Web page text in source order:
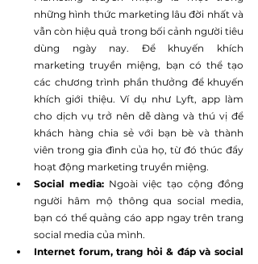
những hình thức marketing lâu đời nhất và
vẫn còn hiệu quả trong bối cảnh người tiêu
dùng ngày nay. Để khuyến khích
marketing truyền miệng, bạn có thể tạo
các chương trình phần thưởng để khuyến
khích giới thiệu. Ví dụ như Lyft, app làm
cho dịch vụ trở nên dễ dàng và thú vị để
khách hàng chia sẻ với bạn bè và thành
viên trong gia đình của họ, từ đó thúc đẩy
hoạt động marketing truyền miệng.
Social media: Ngoài việc tạo cộng đồng
người hâm mộ thông qua social media,
bạn có thể quảng cáo app ngay trên trang
social media của mình.
Internet forum, trang hỏi & đáp và social